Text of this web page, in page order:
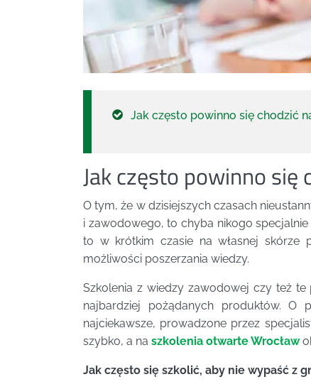
Jak często powinno się chodzić
Jak często powinno się
O tym, że w dzisiejszych czasach
i zawodowego, to chyba nikogo
to w krótkim czasie na własnej skórze
możliwości poszerzania wiedzy.
Szkolenia z wiedzy zawodowej czy też
najbardziej pożądanych produktów.
najciekawsze, prowadzone przez
szybko, a na szkolenia otwarte Wrocław
Jak często się szkolić, aby nie wypaść z